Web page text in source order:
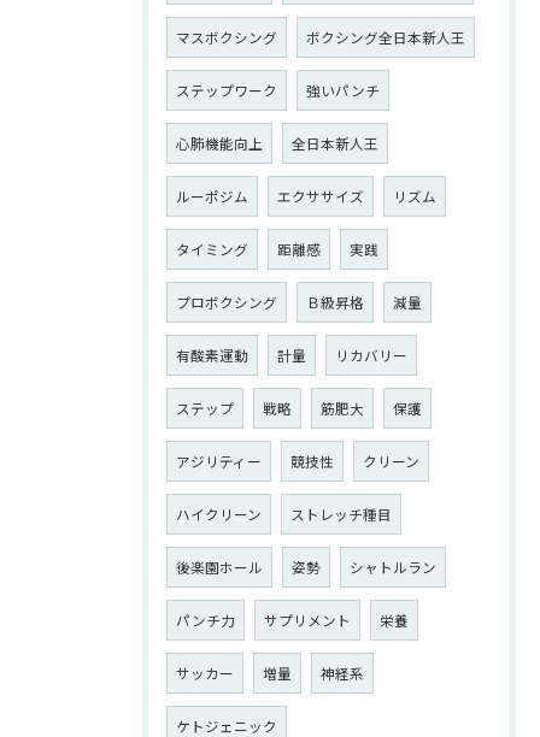
マスボクシング ボクシング全日本新人王
ステップワーク 強いパンチ
心肺機能向上 全日本新人王
ルーポジム エクササイズ リズム
タイミング 距離感 実践
プロボクシング Ｂ級昇格 減量
有酸素運動 計量 リカバリー
ステップ 戦略 筋肥大 保護
アジリティー 競技性 クリーン
ハイクリーン ストレッチ種目
後楽園ホール 姿勢 シャトルラン
パンチ力 サプリメント 栄養
サッカー 増量 神経系
ケトジェニック